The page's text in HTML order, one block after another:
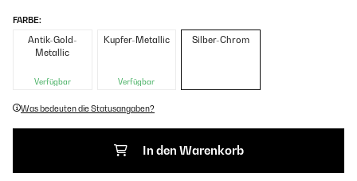
FARBE:
Antik-Gold-
Metallic
Verfügbar
Kupfer-Metallic
Verfügbar
Silber-Chrom
Was bedeuten die Statusangaben?
In den Warenkorb